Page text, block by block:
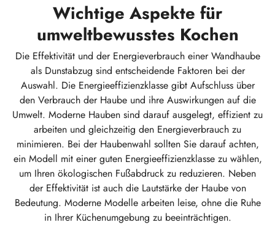
Wichtige Aspekte für
umweltbewusstes Kochen
Die Effektivität und der Energieverbrauch einer Wandhaube
als Dunstabzug sind entscheidende Faktoren bei der
Auswahl. Die Energieeffizienzklasse gibt Aufschluss über
den Verbrauch der Haube und ihre Auswirkungen auf die
Umwelt. Moderne Hauben sind darauf ausgelegt, effizient zu
arbeiten und gleichzeitig den Energieverbrauch zu
minimieren. Bei der Haubenwahl sollten Sie darauf achten,
ein Modell mit einer guten Energieeffizienzklasse zu wählen,
um Ihren ökologischen Fußabdruck zu reduzieren. Neben
der Effektivität ist auch die Lautstärke der Haube von
Bedeutung. Moderne Modelle arbeiten leise, ohne die Ruhe
in Ihrer Küchenumgebung zu beeinträchtigen.